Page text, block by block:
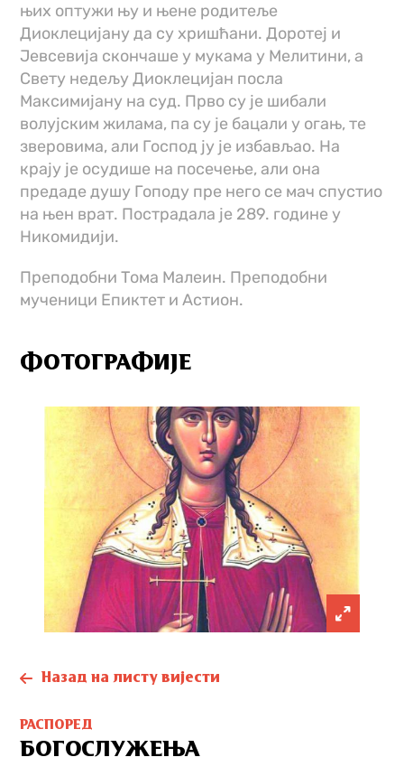
њих оптужи њу и њене родитеље
Диоклецијану да су хришћани. Доротеј и
Јевсевија скончаше у мукама у Мелитини, а
Свету недељу Диоклецијан посла
Максимијану на суд. Прво су је шибали
волујским жилама, па су је бацали у огањ, те
зверовима, али Господ ју је избављао. На
крају је осудише на посечење, али она
предаде душу Гоподу пре него се мач спустио
на њен врат. Пострадала је 289. године у
Никомидији.
Преподобни Тома Малеин. Преподобни
мученици Епиктет и Астион.
ФОТОГРАФИЈЕ
Назад на листу вијести
РАСПОРЕД
БОГОСЛУЖЕЊА